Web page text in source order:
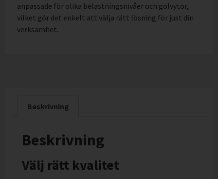
anpassade för olika belastningsnivåer och golvytor,
vilket gör det enkelt att välja rätt lösning för just din
verksamhet.
Beskrivning
Beskrivning
Välj rätt kvalitet